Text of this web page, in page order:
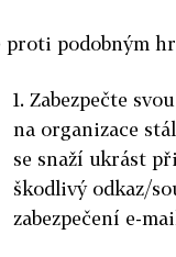
proti podobným
1. Zabezpečte
na organizace
se snaží ukrást
škodlivý odkaz/
zabezpečení e-